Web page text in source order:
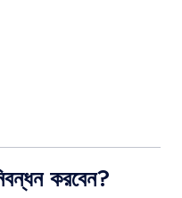
করবেন?